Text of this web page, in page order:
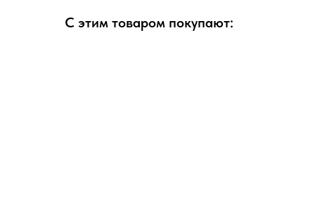
С этим товаром покупают: